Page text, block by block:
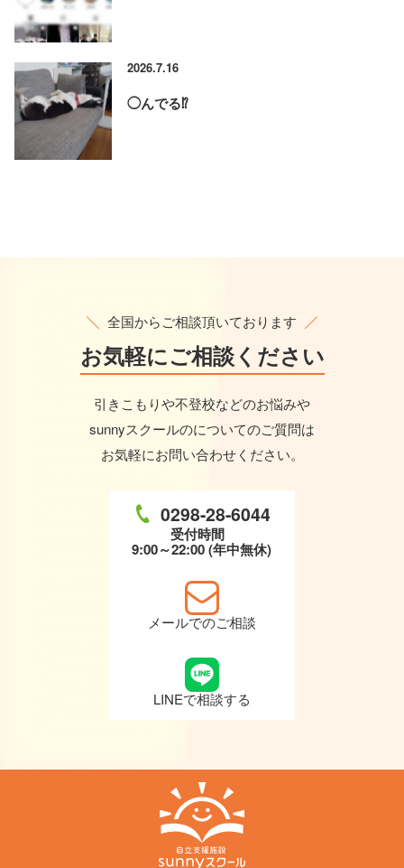
2026.7.16
◯んでる⁉️
全国からご相談頂いております
お気軽にご相談ください
引きこもりや不登校などのお悩みや
sunnyスクールのについてのご質問は
お気軽にお問い合わせください。
0298-28-6044
受付時間
9:00～22:00 (年中無休)
メールでのご相談
LINEで相談する